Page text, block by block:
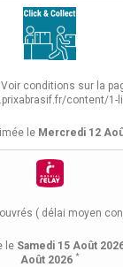
conditions sur la
content/1-
le Mercredi 12
( délai moyen
le Samedi 15 Août
Août 2026 *